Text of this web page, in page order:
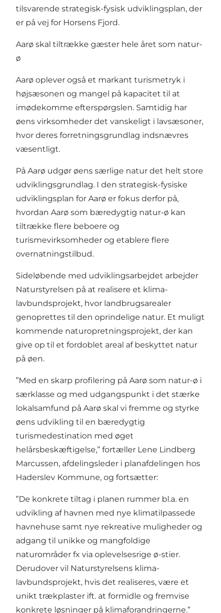
tilsvarende strategisk-fysisk udviklingsplan, der
er på vej for Horsens Fjord.
Aarø skal tiltrække gæster hele året som natur-
ø
Aarø oplever også et markant turismetryk i
højsæsonen og mangel på kapacitet til at
imødekomme efterspørgslen. Samtidig har
øens virksomheder det vanskeligt i lavsæsoner,
hvor deres forretningsgrundlag indsnævres
væsentligt.
På Aarø udgør øens særlige natur det helt store
udviklingsgrundlag. I den strategisk-fysiske
udviklingsplan for Aarø er fokus derfor på,
hvordan Aarø som bæredygtig natur-ø kan
tiltrække flere beboere og
turismevirksomheder og etablere flere
overnatningstilbud.
Sideløbende med udviklingsarbejdet arbejder
Naturstyrelsen på at realisere et klima-
lavbundsprojekt, hvor landbrugsarealer
genoprettes til den oprindelige natur. Et muligt
kommende naturopretningsprojekt, der kan
give op til et fordoblet areal af beskyttet natur
på øen.
”Med en skarp profilering på Aarø som natur-ø i
særklasse og med udgangspunkt i det stærke
lokalsamfund på Aarø skal vi fremme og styrke
øens udvikling til en bæredygtig
turismedestination med øget
helårsbeskæftigelse,” fortæller Lene Lindberg
Marcussen, afdelingsleder i planafdelingen hos
Haderslev Kommune, og fortsætter:
”De konkrete tiltag i planen rummer bl.a. en
udvikling af havnen med nye klimatilpassede
havnehuse samt nye rekreative muligheder og
adgang til unikke og mangfoldige
naturområder fx via oplevelsesrige ø-stier.
Derudover vil Naturstyrelsens klima-
lavbundsprojekt, hvis det realiseres, være et
unikt trækplaster ift. at formidle og fremvise
konkrete løsninger på klimaforandringerne.”